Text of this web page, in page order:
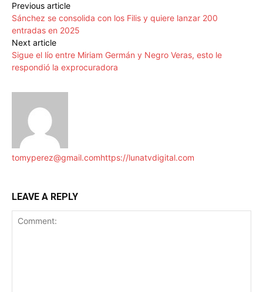
Previous article
Sánchez se consolida con los Filis y quiere lanzar 200
entradas en 2025
Next article
Sigue el lío entre Miriam Germán y Negro Veras, esto le
respondió la exprocuradora
tomyperez@gmail.comhttps://lunatvdigital.com
LEAVE A REPLY